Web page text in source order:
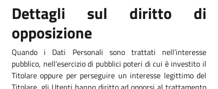
Dettagli sul diritto di
opposizione
Quando i Dati Personali sono trattati nell’interesse
pubblico, nell’esercizio di pubblici poteri di cui è investito il
Titolare oppure per perseguire un interesse legittimo del